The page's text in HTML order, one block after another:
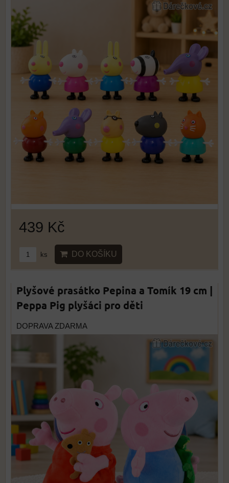
439 Kč
ks DO KOŠÍKU
Plyšové prasátko Pepina a Tomík 19 cm |
Peppa Pig plyšáci pro děti
DOPRAVA ZDARMA